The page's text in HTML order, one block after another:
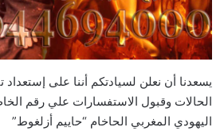
يسعدنا أن نعلن لسيادتكم أننا على
الحالات وقبول الاستفسارات علي رقم
اليهودي المغربي الحاخام “حاييم أزلغوط”